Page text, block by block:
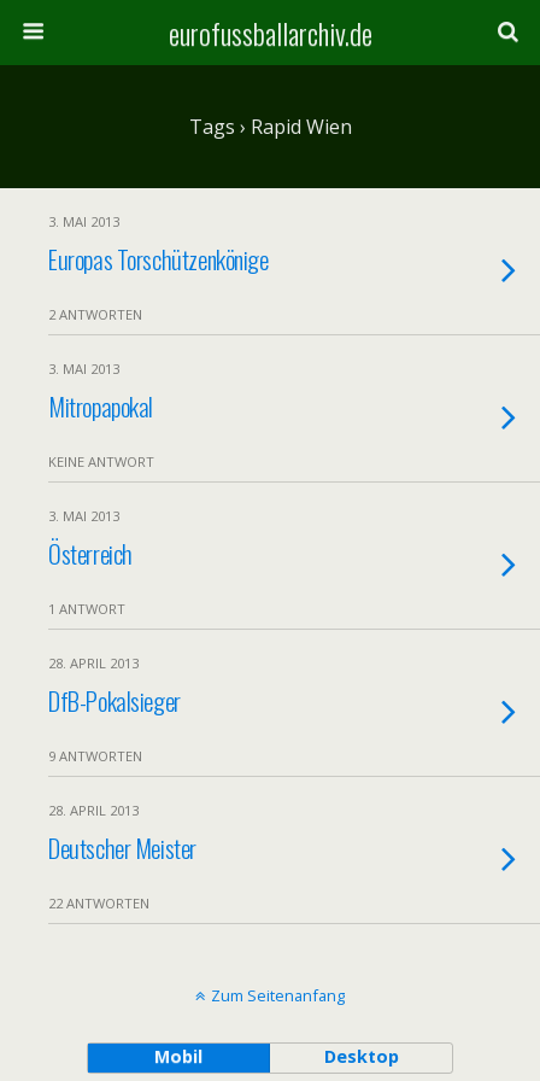
eurofussballarchiv.de
Tags › Rapid Wien
3. MAI 2013
Europas Torschützenkönige
2 ANTWORTEN
3. MAI 2013
Mitropapokal
KEINE ANTWORT
3. MAI 2013
Österreich
1 ANTWORT
28. APRIL 2013
DfB-Pokalsieger
9 ANTWORTEN
28. APRIL 2013
Deutscher Meister
22 ANTWORTEN
Zum Seitenanfang
Mobil Desktop